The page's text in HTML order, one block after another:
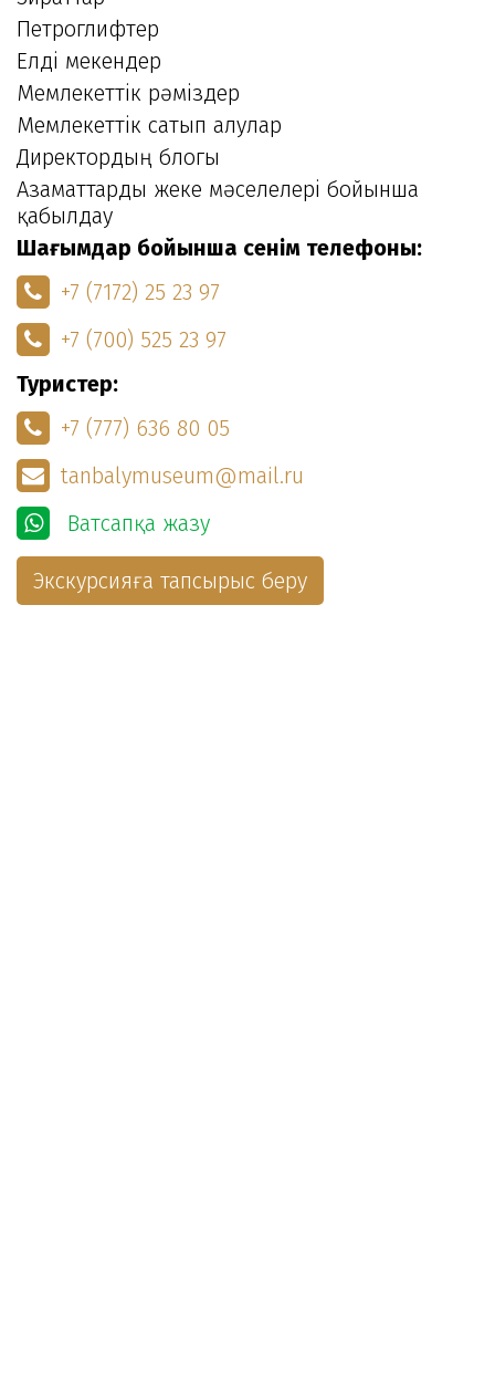
Петроглифтер
Елді мекендер
Мемлекеттік рәміздер
Мемлекеттік сатып алулар
Директордың блогы
Азаматтарды жеке мәселелері бойынша
қабылдау
Шағымдар бойынша сенім телефоны:
+7 (7172) 25 23 97
+7 (700) 525 23 97
Туристер:
+7 (777) 636 80 05
tanbalymuseum@mail.ru
Ватсапқа жазу
Экскурсияға тапсырыс беру